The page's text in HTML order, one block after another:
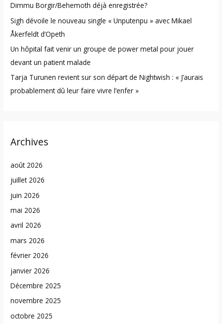
:Dimmu Borgir/Behemoth déjà enregistrée?
Sigh dévoile le nouveau single « Unputenpu » avec Mikael
Åkerfeldt d’Opeth
Un hôpital fait venir un groupe de power metal pour jouer
devant un patient malade
Tarja Turunen revient sur son départ de Nightwish : « J’aurais
probablement dû leur faire vivre l’enfer »
Archives
août 2026
juillet 2026
juin 2026
mai 2026
avril 2026
mars 2026
février 2026
janvier 2026
Décembre 2025
novembre 2025
octobre 2025